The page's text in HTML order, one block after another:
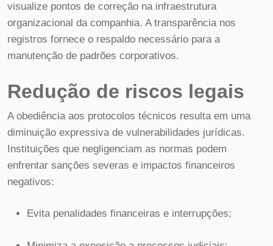
visualize pontos de correção na infraestrutura
organizacional da companhia. A transparência nos
registros fornece o respaldo necessário para a
manutenção de padrões corporativos.
Redução de riscos legais
A obediência aos protocolos técnicos resulta em uma
diminuição expressiva de vulnerabilidades jurídicas.
Instituições que negligenciam as normas podem
enfrentar sanções severas e impactos financeiros
negativos:
Evita penalidades financeiras e interrupções;